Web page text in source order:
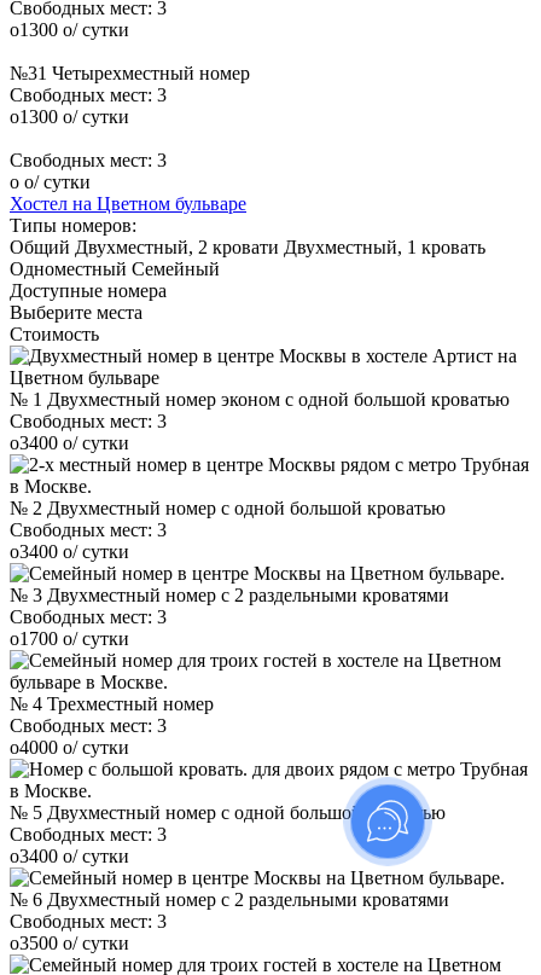
Свободных мест: 3
o1300 o/ сутки
№31 Четырехместный номер
Свободных мест: 3
o1300 o/ сутки
Свободных мест: 3
o o/ сутки
Хостел на Цветном бульваре
Типы номеров:
Общий Двухместный, 2 кровати Двухместный, 1 кровать
Одноместный Семейный
Доступные номера
Выберите места
Стоимость
№ 1 Двухместный номер эконом с одной большой кроватью
Свободных мест: 3
o3400 o/ сутки
№ 2 Двухместный номер с одной большой кроватью
Свободных мест: 3
o3400 o/ сутки
№ 3 Двухместный номер с 2 раздельными кроватями
Свободных мест: 3
o1700 o/ сутки
№ 4 Трехместный номер
Свободных мест: 3
o4000 o/ сутки
№ 5 Двухместный номер с одной большой кроватью
Свободных мест: 3
o3400 o/ сутки
№ 6 Двухместный номер с 2 раздельными кроватями
Свободных мест: 3
o3500 o/ сутки